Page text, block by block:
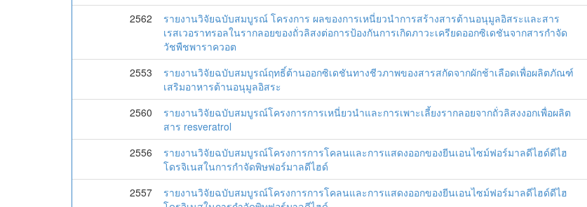
2562
รายงานวิจัยฉบับสมบูรณ์ โครงการ ผลของการเหนี่ยวนำการสร้างสารต้านอนุมูลอิสระและสาร
เรสเวอราทรอลในรากลอยของถั่วลิสงต่อการป้องกันการเกิดภาวะเครียดออกซิเดชันจากสารกำจัด
วัชพืชพาราควอต
2553
รายงานวิจัยฉบับสมบูรณ์ฤทธิ์ต้านออกซิเดชันทางชีวภาพของสารสกัดจากผักช้าเลือดเพื่อผลิตภัณฑ์
เสริมอาหารต้านอนุมูลอิสระ
2560
รายงานวิจัยฉบับสมบูรณ์โครงการการเหนี่ยวนำและการเพาะเลี้ยงรากลอยจากถั่วลิสงงอกเพื่อผลิต
สาร resveratrol
2556
รายงานวิจัยฉบับสมบูรณ์โครงการการโคลนและการแสดงออกของยีนเอนไซม์ฟอร์มาลดีไฮด์ดีไฮ
โดรจิเนสในการกำจัดพิษฟอร์มาลดีไฮด์
2557
รายงานวิจัยฉบับสมบูรณ์โครงการการโคลนและการแสดงออกของยีนเอนไซม์ฟอร์มาลดีไฮด์ดีไฮ